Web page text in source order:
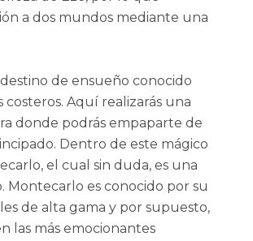
a dos mundos mediante una
de ensueño conocido
Aquí realizarás una
donde podrás empaparte de
Dentro de este mágico
el cual sin duda, es una
Montecarlo es conocido por su
de alta gama y por supuesto,
las más emocionantes